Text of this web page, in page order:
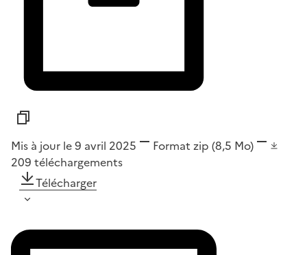
Mis à jour le 9 avril 2025 Format zip (8,5 Mo)
209 téléchargements
Télécharger